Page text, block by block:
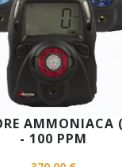
AMMONIACA
- 100 PPM